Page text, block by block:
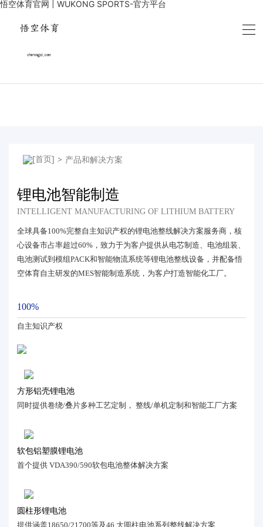
悟空体育官网 | WUKONG SPORTS-官方平台
> 产品和解决方案
锂电池智能制造
INTELLIGENT MANUFACTURING OF LITHIUM BATTERY
全球具备100%完整自主知识产权的锂电池整线解决方案服务商，核
心设备市占率超过60%，致力于为客户提供从电芯制造、电池组装、
电池测试到模组PACK和智能物流系统等锂电池整线设备，并配备悟
空体育自主研发的MES智能制造系统，为客户打造智能化工厂。
100%
自主知识产权
方形铝壳锂电池
同时提供卷绕/叠片多种工艺定制， 整线/单机定制和智能工厂方案
软包铝塑膜锂电池
首个提供 VDA390/590软包电池整体解决方案
圆柱形锂电池
提供涵盖18650/21700等及46 大圆柱电池系列整线解决方案